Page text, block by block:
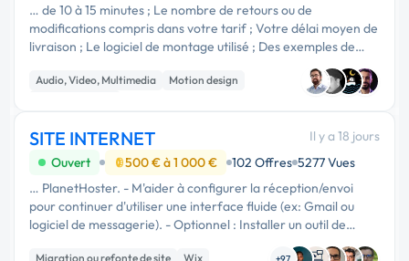
… de 10 à 15 minutes ; Le nombre de retours ou de
modifications compris dans votre tarif ; Votre délai moyen de
livraison ; Le logiciel de montage utilisé ; Des exemples de
vidéos YouTube que vous avez déjà montées, de préférence
dans un style …
Audio, Video, Multimedia
Motion design
SITE INTERNET
Il y a 18 jours
Ouvert
500 € à 1 000 € 102 Offres 5277 Vues
… PlanetHoster. - M'aider à configurer la réception/envoi
pour continuer d'utiliser une interface fluide (ex: Gmail ou
logiciel de messagerie). - Optionnel : Installer un outil de
stockage de fichiers partagés (type Nextcloud) sur …
Migration ou refonte de site
Wix